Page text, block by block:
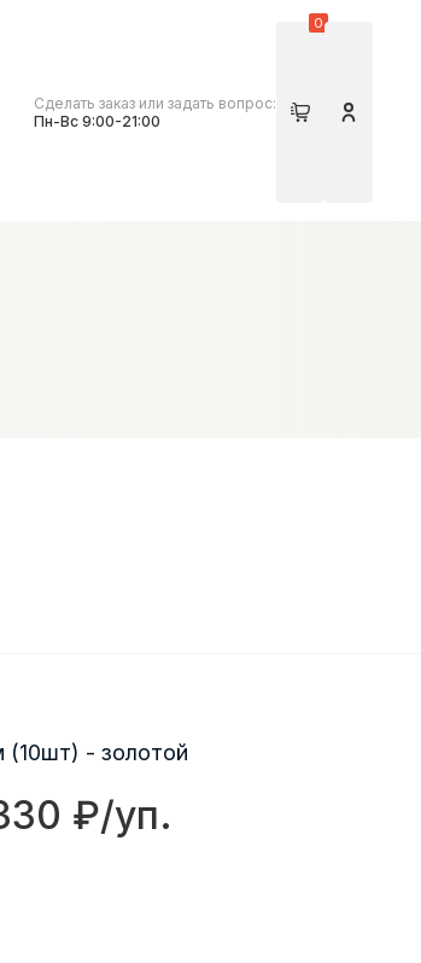
Сделать заказ или задать вопрос:
Пн-Вс 9:00-21:00
Корзина
0
Личный
(10шт) - золотой
₽/уп.